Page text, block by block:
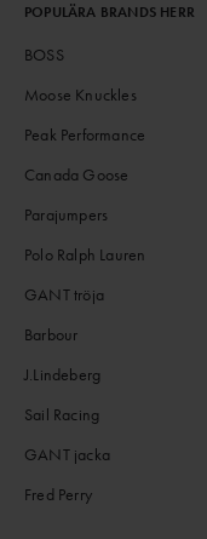
POPULÄRA BRANDS HERR
BOSS
Moose Knuckles
Peak Performance
Canada Goose
Parajumpers
Polo Ralph Lauren
GANT tröja
Barbour
J.Lindeberg
Sail Racing
GANT jacka
Fred Perry